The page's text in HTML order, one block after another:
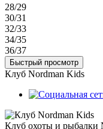
28/29
30/31
32/33
34/35
36/37
Быстрый просмотр
Клуб Nordman Kids
Клуб охоты и рыбалки